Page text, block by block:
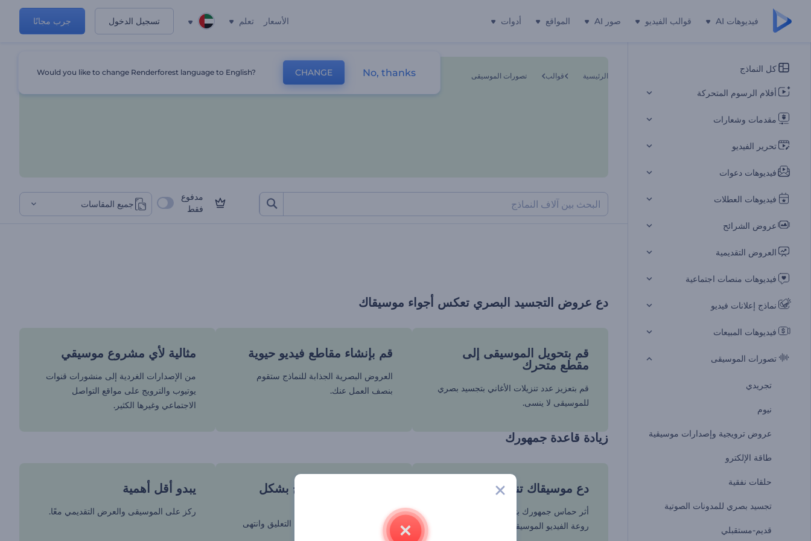
فيديوهات AI قوالب الفيديو صور AI المواقع أدوات الأسعار تعلم تسجيل الدخول جرب مجانًا
كل النماذج
أفلام الرسوم المتحركة
مقدمات وشعارات
تحرير الفيديو
فيديوهات دعوات
فيديوهات العطلات
عروض الشرائح
العروض التقديمية
فيديوهات منصات اجتماعية
نماذج إعلانات فيديو
فيديوهات المبيعات
تصورات الموسيقى
تجريدي
نيوم
عروض ترويجية وإصدارات موسيقية
طاقة الإلكترو
حلقات نفقية
تجسيد بصري للمدونات الصوتية
قديم-مستقبلي
الرئيسية قوالب تصورات الموسيقى
مدفوع
فقط
جميع المقاسات
دع عروض التجسيد البصري تعكس أجواء موسيقاك
قم بتحويل الموسيقى إلى
مقطع متحرك
قم بتعزيز عدد تنزيلات الأغاني بتجسيد بصري
للموسيقى لا ينسى.
قم بإنشاء مقاطع فيديو حيوية
العروض البصرية الجذابة للنماذج ستقوم
بنصف العمل عنك.
مثالية لأي مشروع موسيقي
من الإصدارات الغردية إلى منشورات قنوات
يوتيوب والترويج على مواقع التواصل
الاجتماعي وغيرها الكثير.
زيادة قاعدة جمهورك
دع موسيقاك تنتشر
أثر حماس جمهورك بتجسيد بصري يزيد من
روعة الفيديو الموسيقي الجديد.
قم بتخصيص النماذج بشكل
قم بتحميل موسيقاك وإضافة التعليق وانتهى
الأمر! أصبحت جاهزًا.
يبدو أقل أهمية
ركز على الموسيقى والعرض التقديمي معًا.
Would you like to change Renderforest language to English? CHANGE No, thanks